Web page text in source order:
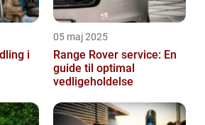
i
05 maj 2025
Range Rover service: En
guide til optimal
vedligeholdelse